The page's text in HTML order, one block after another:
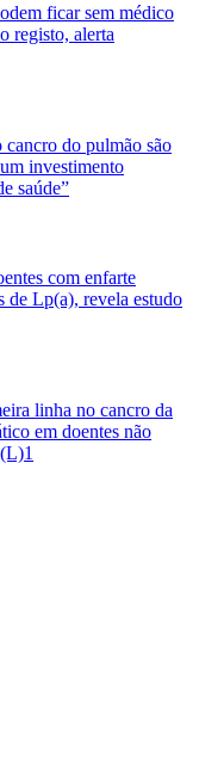
ficar sem médico
registo, alerta
cancro do pulmão são
investimento
saúde”
com enfarte
de Lp(a), revela estudo
linha no cancro da
em doentes não